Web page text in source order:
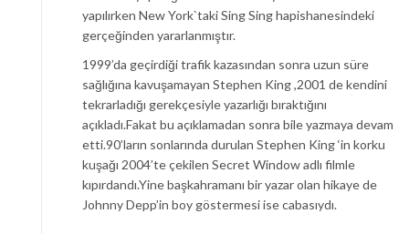
yapılırken New York`taki Sing Sing hapishanesindeki
gerçeğinden yararlanmıştır.
1999’da geçirdiği trafik kazasından sonra uzun süre
sağlığına kavuşamayan Stephen King ,2001 de kendini
tekrarladığı gerekçesiyle yazarlığı bıraktığını
açıkladı.Fakat bu açıklamadan sonra bile yazmaya devam
etti.90’ların sonlarında durulan Stephen King ‘in korku
kuşağı 2004’te çekilen Secret Window adlı filmle
kıpırdandı.Yine başkahramanı bir yazar olan hikaye de
Johnny Depp’in boy göstermesi ise cabasıydı.